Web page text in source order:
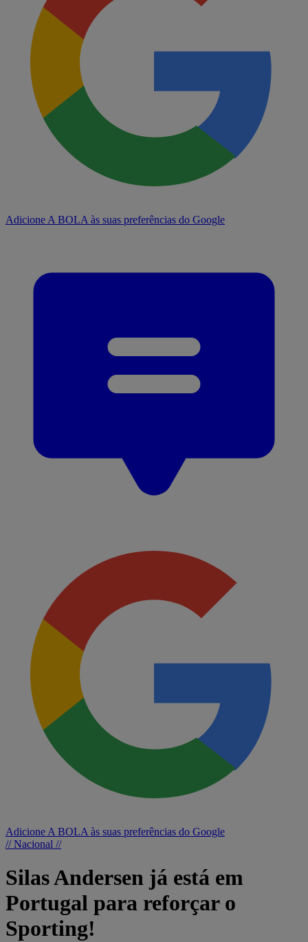
Adicione A BOLA às suas preferências do Google
Adicione A BOLA às suas preferências do Google
// Nacional //
Silas Andersen já está em
Portugal para reforçar o
Sporting!